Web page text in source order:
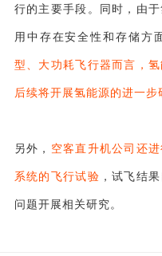
行的主要手段。同时，由
用中存在安全性和存储方
型、大功耗飞行器而言，
后续将开展氢能源的进一步
另外， 空客直升机公司还
系统的飞行试验 ，试飞结
问题开展相关研究。